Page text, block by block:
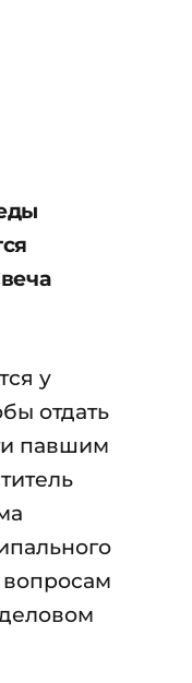
у
отдать
павшим